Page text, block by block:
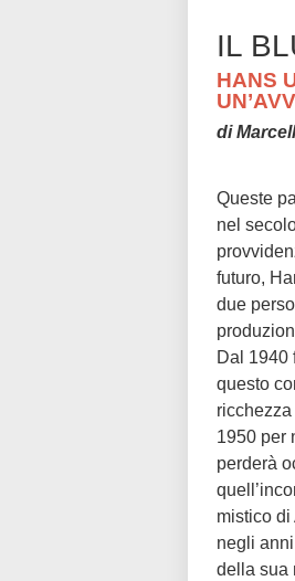
IL
HANS
di
Queste
nel
futuro,
due
Dal 1940
questo
1950 per
perderà
mistico
negli
della sua